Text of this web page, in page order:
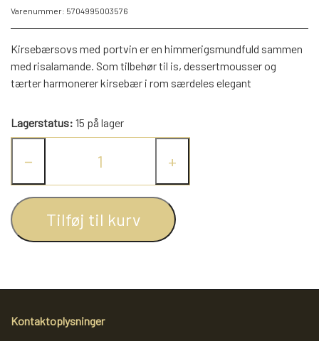
SALT/PEBER
KARRY KRYDDERIER
KRYDDERURTER
BAGEKRYDDERI/ KRYMMEL
MIXKRYDDERIER
HYBENGAARDEN
VIKINGEGARN
GB-GARN
MAYFLOWER
NAVIA GARN
STRIKKE TILBEHØR
MADE BY ...
KNITPRO
RUNDPINDE
ARRANGEMENTER
OLIE
FÆRDIGSTRIK FRA VIKING I NORGE
Varenummer: 5704995003576
Kirsebærsovs med portvin er en himmerigsmundfuld sammen
med risalamande. Som tilbehør til is, dessertmousser og
tærter harmonerer kirsebær i rom særdeles elegant
Lagerstatus: 15 på lager
− +
Tilføj til kurv
Kontaktoplysninger